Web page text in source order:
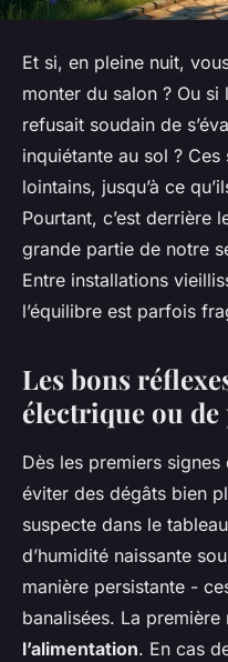
Et si, en pleine nuit,
monter du salon ? Ou si
refusait soudain de
inquiétante au sol ?
lointains, jusqu’à ce
Pourtant, c’est derrière
grande partie de notre
Entre installations
l’équilibre est parfois
Les bons
électrique ou
Dès les premiers
éviter des dégâts bien
suspecte dans le
d’humidité naissante
manière persistante -
banalisées. La première
l’alimentation. En cas